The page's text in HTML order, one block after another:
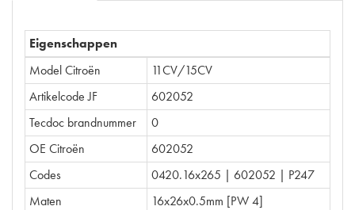
Eigenschappen
Model Citroën
11CV/15CV
Artikelcode JF
602052
Tecdoc brandnummer
0
OE Citroën
602052
Codes
0420.16x265 | 602052 | P247
Maten
16x26x0.5mm [PW 4]